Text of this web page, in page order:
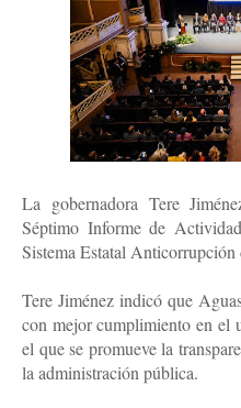
La gobernadora Tere
Séptimo Informe de
Sistema Estatal Anticorrupción
Tere Jiménez indicó que
con mejor cumplimiento en el
el que se promueve la
la administración pública.